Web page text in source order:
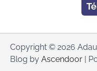
Copyright © 2026
Blog by Ascendoor |